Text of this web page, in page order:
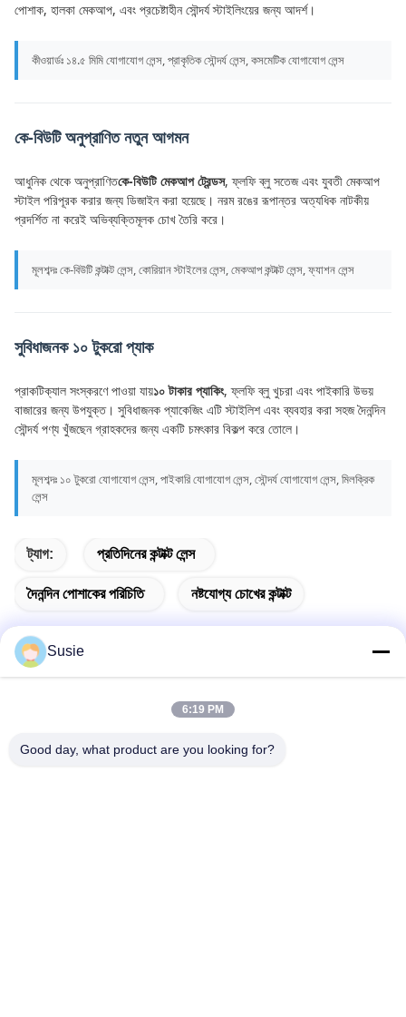
পোশাক, হালকা মেকআপ, এবং প্রচেষ্টাহীন সৌন্দর্য স্টাইলিংয়ের জন্য আদর্শ।
কীওয়ার্ডঃ ১৪.৫ মিমি যোগাযোগ লেন্স, প্রাকৃতিক সৌন্দর্য লেন্স, কসমেটিক যোগাযোগ লেন্স
কে-বিউটি অনুপ্রাণিত নতুন আগমন
আধুনিক থেকে অনুপ্রাণিতকে-বিউটি মেকআপ ট্রেন্ডস, ফ্লফি ব্লু সতেজ এবং যুবতী মেকআপ
স্টাইল পরিপূরক করার জন্য ডিজাইন করা হয়েছে। নরম রঙের রূপান্তর অত্যধিক নাটকীয়
প্রদর্শিত না করেই অভিব্যক্তিমূলক চোখ তৈরি করে।
মূলশব্দঃ কে-বিউটি কন্টাক্ট লেন্স, কোরিয়ান স্টাইলের লেন্স, মেকআপ কন্টাক্ট লেন্স, ফ্যাশন লেন্স
সুবিধাজনক ১০ টুকরো প্যাক
প্রাকটিক্যাল সংস্করণে পাওয়া যায়১০ টাকার প্যাকিং, ফ্লফি ব্লু খুচরা এবং পাইকারি উভয়
বাজারের জন্য উপযুক্ত। সুবিধাজনক প্যাকেজিং এটি স্টাইলিশ এবং ব্যবহার করা সহজ দৈনন্দিন
সৌন্দর্য পণ্য খুঁজছেন গ্রাহকদের জন্য একটি চমৎকার বিকল্প করে তোলে।
মূলশব্দঃ ১০ টুকরো যোগাযোগ লেন্স, পাইকারি যোগাযোগ লেন্স, সৌন্দর্য যোগাযোগ লেন্স, মিলক্রিক
লেন্স
ট্যাগ: প্রতিদিনের কন্টাক্ট লেন্স
দৈনন্দিন পোশাকের পরিচিতি নষ্টযোগ্য চোখের কন্টাক্ট
ঠিকানা
Susie
6:19 PM
Good day, what product are you looking for?